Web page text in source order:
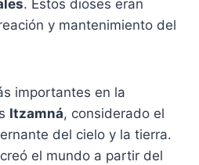
. Estos dioses eran
y mantenimiento del
importantes en la
Itzamná, considerado el
del cielo y la tierra.
el mundo a partir del